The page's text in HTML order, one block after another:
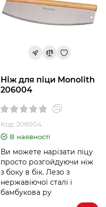
Ніж для піци Monolith
206004
Код: 206004
В наявності
Ви можете нарізати піцу
просто розгойдуючи ніж
з боку в бік. Лезо з
нержавіючої сталі і
бамбукова ру